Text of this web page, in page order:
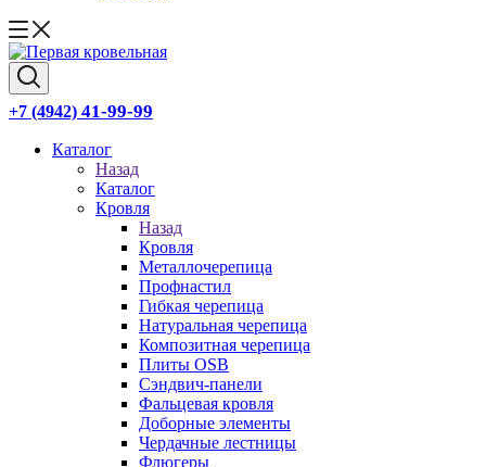
+7 (4942) 41-99-99
Каталог
Назад
Каталог
Кровля
Назад
Кровля
Металлочерепица
Профнастил
Гибкая черепица
Натуральная черепица
Композитная черепица
Плиты OSB
Сэндвич-панели
Фальцевая кровля
Доборные элементы
Чердачные лестницы
Флюгеры